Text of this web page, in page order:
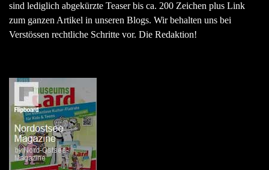
sind lediglich abgekürzte Teaser bis ca. 200 Zeichen plus Link
zum ganzen Artikel in unseren Blogs. Wir behalten uns bei
Verstössen rechtliche Schritte vor. Die Redaktion!